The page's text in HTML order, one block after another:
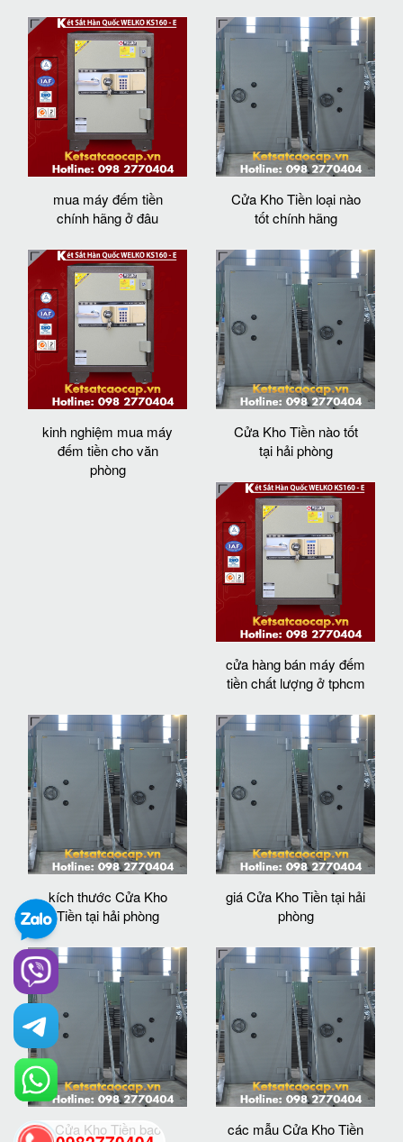
mua máy đếm tiền
chính hãng ở đâu
Cửa Kho Tiền loại nào
tốt chính hãng
kinh nghiệm mua máy
đếm tiền cho văn
phòng
Cửa Kho Tiền nào tốt
tại hải phòng
cửa hàng bán máy đếm
tiền chất lượng ở tphcm
kích thước Cửa Kho
Tiền tại hải phòng
giá Cửa Kho Tiền tại hải
phòng
Cửa Kho Tiền bao
các mẫu Cửa Kho Tiền